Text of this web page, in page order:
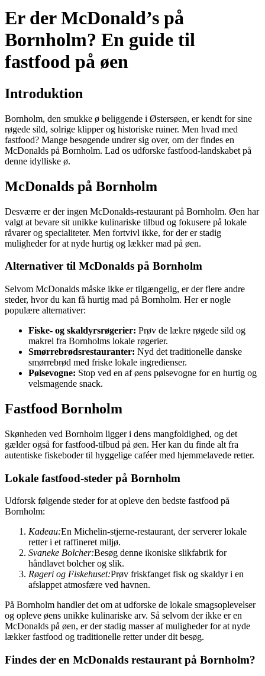
Er der McDonald’s på
Bornholm? En guide til
fastfood på øen
Introduktion
Bornholm, den smukke ø beliggende i Østersøen, er kendt for sine
røgede sild, solrige klipper og historiske ruiner. Men hvad med
fastfood? Mange besøgende undrer sig over, om der findes en
McDonalds på Bornholm. Lad os udforske fastfood-landskabet på
denne idylliske ø.
McDonalds på Bornholm
Desværre er der ingen McDonalds-restaurant på Bornholm. Øen har
valgt at bevare sit unikke kulinariske tilbud og fokusere på lokale
råvarer og specialiteter. Men fortvivl ikke, for der er stadig
muligheder for at nyde hurtig og lækker mad på øen.
Alternativer til McDonalds på Bornholm
Selvom McDonalds måske ikke er tilgængelig, er der flere andre
steder, hvor du kan få hurtig mad på Bornholm. Her er nogle
populære alternativer:
Fiske- og skaldyrsrøgerier: Prøv de lækre røgede sild og
makrel fra Bornholms lokale røgerier.
Smørrebrødsrestauranter: Nyd det traditionelle danske
smørrebrød med friske lokale ingredienser.
Pølsevogne: Stop ved en af øens pølsevogne for en hurtig og
velsmagende snack.
Fastfood Bornholm
Skønheden ved Bornholm ligger i dens mangfoldighed, og det
gælder også for fastfood-tilbud på øen. Her kan du finde alt fra
autentiske fiskeboder til hyggelige caféer med hjemmelavede retter.
Lokale fastfood-steder på Bornholm
Udforsk følgende steder for at opleve den bedste fastfood på
Bornholm:
Kadeau:En Michelin-stjerne-restaurant, der serverer lokale
retter i et raffineret miljø.
Svaneke Bolcher:Besøg denne ikoniske slikfabrik for
håndlavet bolcher og slik.
Røgeri og Fiskehuset:Prøv friskfanget fisk og skaldyr i en
afslappet atmosfære ved havnen.
På Bornholm handler det om at udforske de lokale smagsoplevelser
og opleve øens unikke kulinariske arv. Så selvom der ikke er en
McDonalds på øen, er der stadig masser af muligheder for at nyde
lækker fastfood og traditionelle retter under dit besøg.
Findes der en McDonalds restaurant på Bornholm?